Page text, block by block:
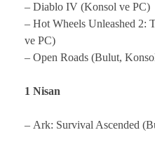
– Diablo IV (Konsol ve PC)
– Hot Wheels Unleashed 2:
ve PC)
– Open Roads (Bulut,
1 Nisan
– Ark: Survival Ascended